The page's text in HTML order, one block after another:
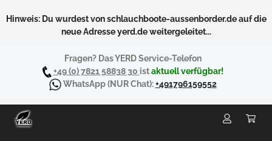
Hinweis: Du wurdest von schlauchboote-aussenborder.de auf die
neue Adresse yerd.de weitergeleitet...
Fragen? Das YERD Service-Telefon
+49 (0) 7821 58838 30 istaktuell verfügbar!
WhatsApp(NUR Chat):+491796159552